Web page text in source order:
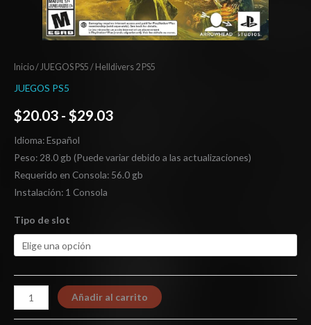
Inicio/ JUEGOS PS5 / Helldivers 2 PS5
JUEGOS PS5
$20.03 - $29.03
Idioma: Español
Peso: 28.0 gb (Puede variar debido a las actualizaciones)
Requerido en Consola: 56.0 gb
Instalación: 1 Consola
Tipo de slot
Añadir al carrito